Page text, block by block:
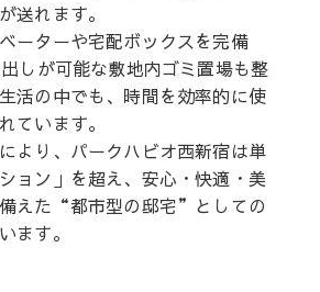
送れます。
ーターや宅配ボックスを完備
しが可能な敷地内ゴミ置場も整
活の中でも、時間を効率的に使
ています。
より、パークハビオ西新宿は単
ョン」を超え、安心・快適・美
えた“都市型の邸宅”としての
ます。